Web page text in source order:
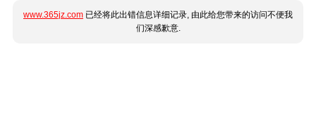
www.365jz.com 已经将此出错信息详细记录, 由此给您带来的访问不便我
们深感歉意.